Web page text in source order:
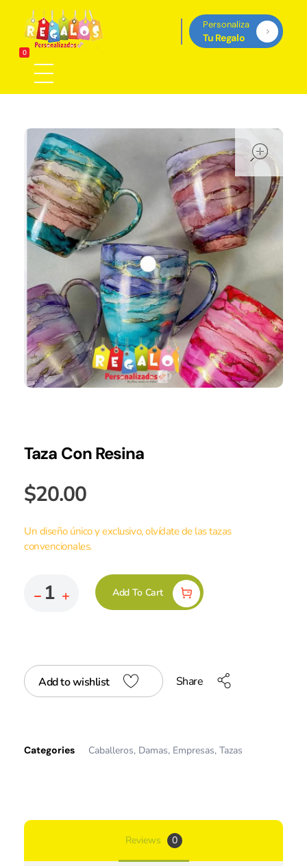
Tienda de regalos personalizados en Panama, perfectos para cada ocasión.
Personaliza
Tu Regalo
0
Taza Con Resina
$20.00
Un diseño único y exclusivo, olvídate de las tazas
convencionales.
Add To Cart
Add to wishlist Share
Categories Caballeros, Damas, Empresas, Tazas
Reviews 0